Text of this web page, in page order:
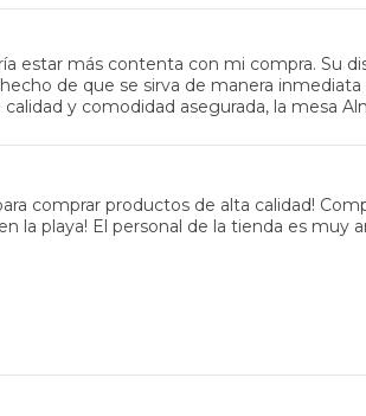
estar más contenta con mi compra. Su
de que se sirva de manera
y comodidad asegurada, la mesa
comprar productos de alta calidad!
la playa! El personal de la tienda es muy